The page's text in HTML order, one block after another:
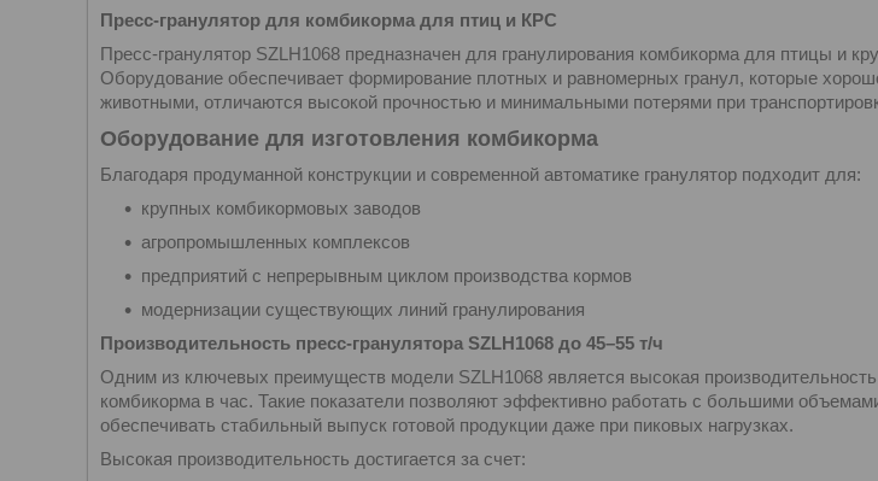
Пресс-гранулятор для комбикорма для птиц и КРС
Пресс-гранулятор SZLH1068 предназначен для гранулирования комбикорма для птицы и
Оборудование обеспечивает формирование плотных и равномерных гранул, которые
животными, отличаются высокой прочностью и минимальными потерями при
Оборудование для изготовления комбикорма
Благодаря продуманной конструкции и современной автоматике гранулятор подходит для:
крупных комбикормовых заводов
агропромышленных комплексов
предприятий с непрерывным циклом производства кормов
модернизации существующих линий гранулирования
Производительность пресс-гранулятора SZLH1068 до 45–55 т/ч
Одним из ключевых преимуществ модели SZLH1068 является высокая
комбикорма в час. Такие показатели позволяют эффективно работать с большими
обеспечивать стабильный выпуск готовой продукции даже при пиковых нагрузках.
Высокая производительность достигается за счет: